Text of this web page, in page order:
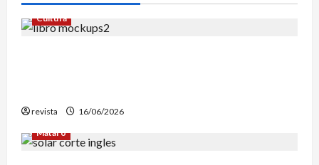
Cultura
revista
16/06/2026
Mataró